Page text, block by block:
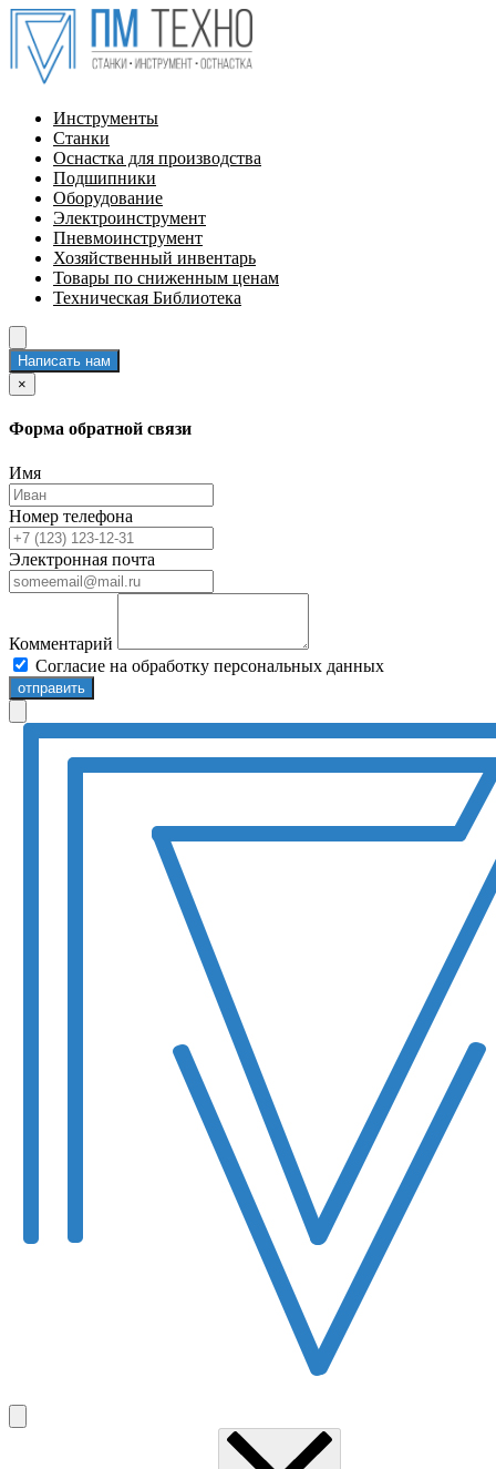
Инструменты
Станки
Оснастка для производства
Подшипники
Оборудование
Электроинструмент
Пневмоинструмент
Хозяйственный инвентарь
Товары по сниженным ценам
Техническая Библиотека
Написать нам
×
Форма обратной связи
Имя
Номер телефона
Электронная почта
Комментарий
Согласие на обработку персональных данных
отправить